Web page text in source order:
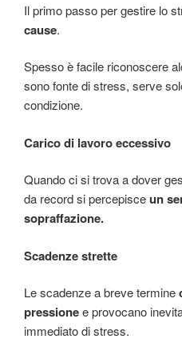
Il primo passo per gestire lo
cause.
Spesso è facile riconoscere
sono fonte di stress, serve
condizione.
Carico di lavoro eccessivo
Quando ci si trova a dover
da record si percepisceun
sopraffazione.
Scadenze strette
Le scadenze a breve termine
pressionee provocano
immediato di stress.